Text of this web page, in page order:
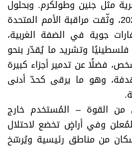
مثل جنين وطولكرم. وبحلول
أكتوبر/تشرين الأول 2025، وثّقت مراقبة الأمم المتحدة
لا يقل عن 108 غارات جوية في الضفة الغربية،
أسفرت عن مقتل 445 فلسطينيًا وتشريد ما يُقدّر بنحو
إلى 40,000 شخص، فضلًا عن تدمير أجزاء كبيرة
وهو ما يرقى كحدّ أدنى
القوة – المُستخدم خارج
وفي أراضٍ تخضع لاحتلال
من مناطق رئيسية ويُرسّخ